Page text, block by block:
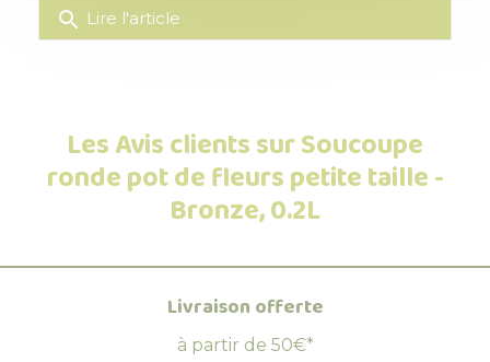
search Lire l'article
Les Avis clients sur Soucoupe
ronde pot de fleurs petite taille -
Bronze, 0.2L
Livraison offerte
à partir de 50€*